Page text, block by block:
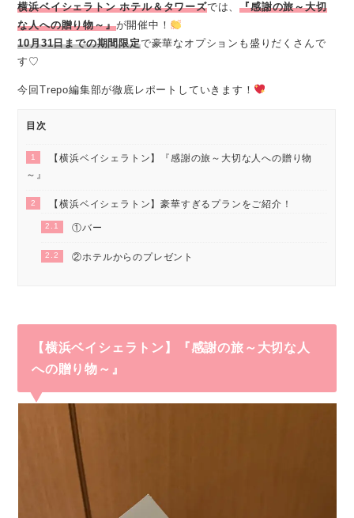
横浜ベイシェラトン ホテル＆タワーズでは、『感謝の旅～大切
な人への贈り物～』が開催中！
10月31日までの期間限定で豪華なオプションも盛りだくさんで
す♡
今回Trepo編集部が徹底レポートしていきます！
目次
1
【横浜ベイシェラトン】『感謝の旅～大切な人への贈り物
～』
2 【横浜ベイシェラトン】豪華すぎるプランをご紹介！
2.1 ①バー
2.2 ②ホテルからのプレゼント
【横浜ベイシェラトン】『感謝の旅～大切な人
への贈り物～』